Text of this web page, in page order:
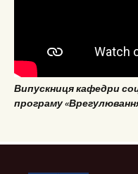
Випускниця кафедри
програму